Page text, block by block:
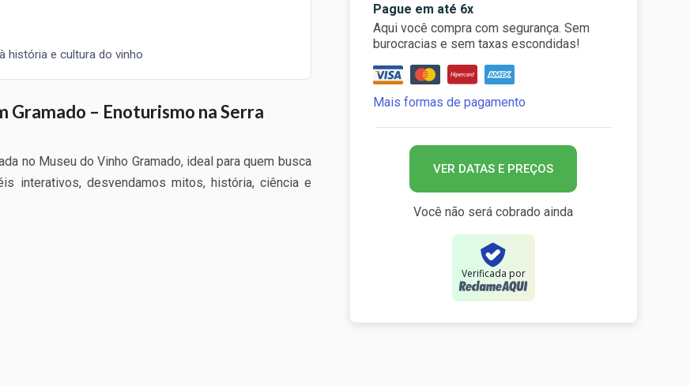
Pague em até 6x
Aqui você compra com segurança. Sem
burocracias e sem taxas escondidas!
Mais formas de pagamento
VER DATAS E PREÇOS
Você não será cobrado ainda
Verificada por
história e cultura do vinho
Gramado – Enoturismo na Serra
no Museu do Vinho Gramado, ideal para quem busca
interativos, desvendamos mitos, história, ciência e